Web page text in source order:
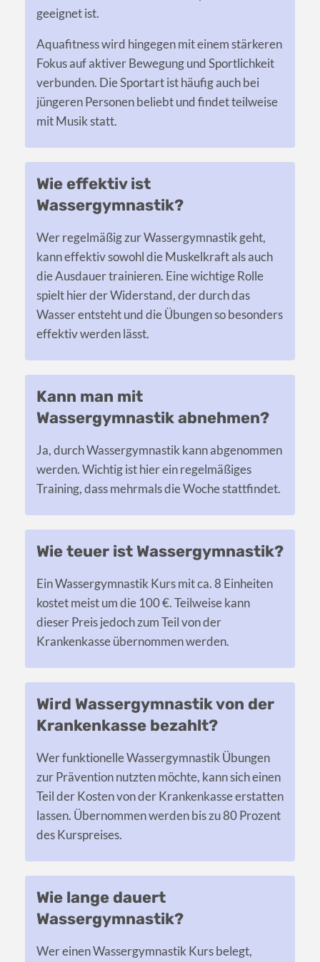
geeignet ist.
Aquafitness wird hingegen mit einem stärkeren
Fokus auf aktiver Bewegung und Sportlichkeit
verbunden. Die Sportart ist häufig auch bei
jüngeren Personen beliebt und findet teilweise
mit Musik statt.
Wie effektiv ist
Wassergymnastik?
Wer regelmäßig zur Wassergymnastik geht,
kann effektiv sowohl die Muskelkraft als auch
die Ausdauer trainieren. Eine wichtige Rolle
spielt hier der Widerstand, der durch das
Wasser entsteht und die Übungen so besonders
effektiv werden lässt.
Kann man mit
Wassergymnastik abnehmen?
Ja, durch Wassergymnastik kann abgenommen
werden. Wichtig ist hier ein regelmäßiges
Training, dass mehrmals die Woche stattfindet.
Wie teuer ist Wassergymnastik?
Ein Wassergymnastik Kurs mit ca. 8 Einheiten
kostet meist um die 100 €. Teilweise kann
dieser Preis jedoch zum Teil von der
Krankenkasse übernommen werden.
Wird Wassergymnastik von der
Krankenkasse bezahlt?
Wer funktionelle Wassergymnastik Übungen
zur Prävention nutzten möchte, kann sich einen
Teil der Kosten von der Krankenkasse erstatten
lassen. Übernommen werden bis zu 80 Prozent
des Kurspreises.
Wie lange dauert
Wassergymnastik?
Wer einen Wassergymnastik Kurs belegt,